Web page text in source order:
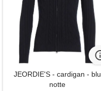
JEORDIE'S - cardigan - blu
notte